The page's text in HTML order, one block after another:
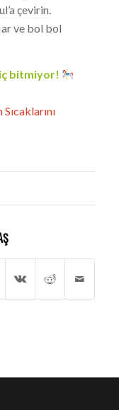
çevirin.
ve bol bol
bitmiyor!
Sıcaklarını